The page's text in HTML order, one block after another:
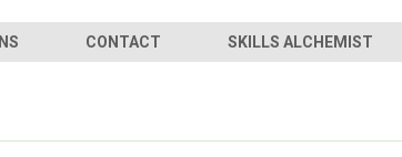
CONTACT SKILLS ALCHEMIST